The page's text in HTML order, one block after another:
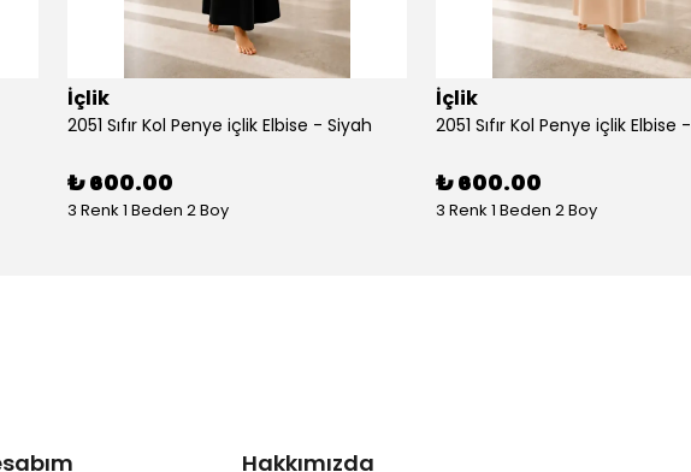
İçlik
2051 Sıfır Kol Penye içlik Elbise - Siyah
₺ 600.00
3 Renk 1 Beden 2 Boy
İçlik
2051 Sıfır Kol Penye içlik Elbise
₺ 600.00
3 Renk 1 Beden 2 Boy
Hakkımızda